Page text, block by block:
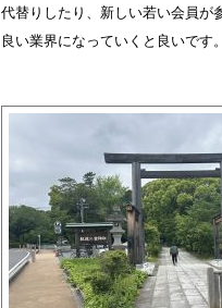
代替りしたり、新しい若い会員が
良い業界になっていくと良いです。